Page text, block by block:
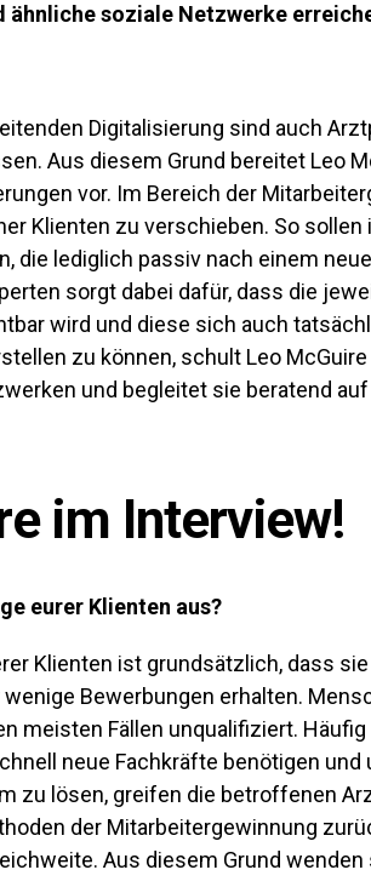
ähnliche soziale Netzwerke
Digitalisierung sind auch
Aus diesem Grund bereitet Leo
vor. Im Bereich der
Klienten zu verschieben. So
die lediglich passiv nach einem
sorgt dabei dafür, dass die
wird und diese sich auch
zu können, schult Leo
und begleitet sie beratend
im Interview!
eurer Klienten aus?
Klienten ist grundsätzlich, dass
Bewerbungen erhalten.
meisten Fällen unqualifiziert.
neue Fachkräfte benötigen
zu lösen, greifen die betroffenen
der Mitarbeitergewinnung
Aus diesem Grund wenden